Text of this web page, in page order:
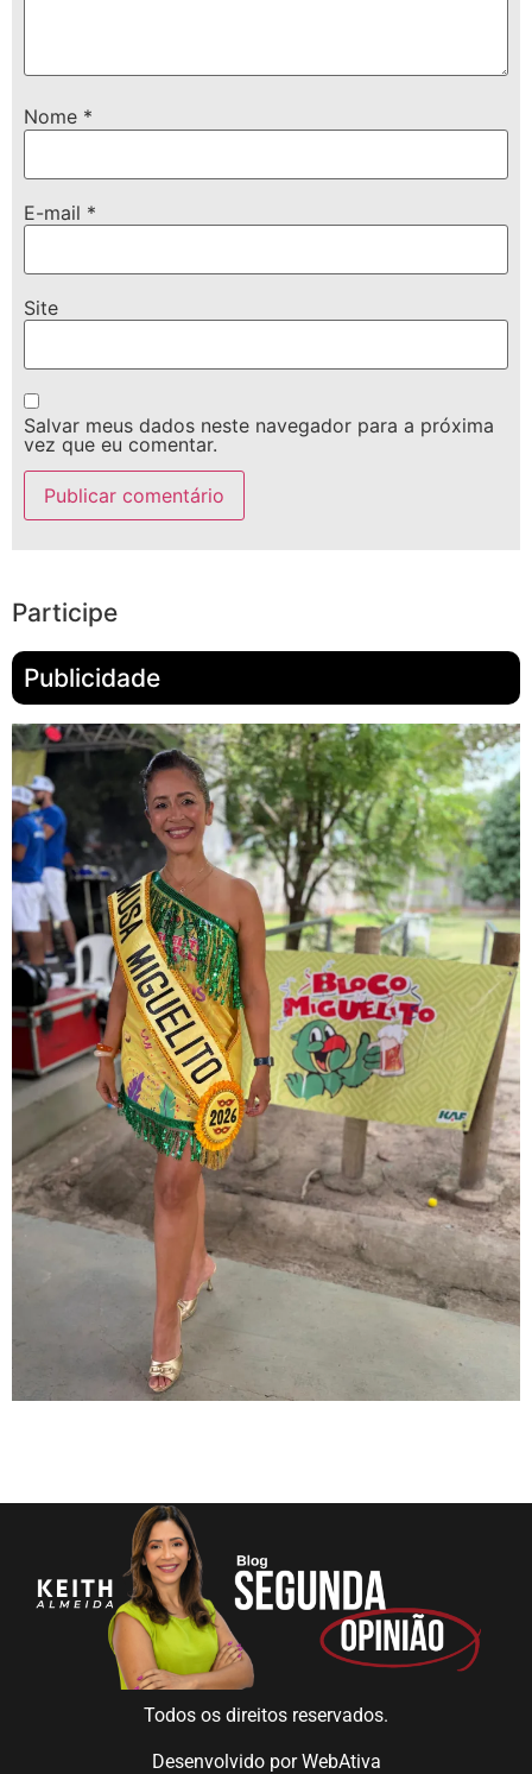
Nome *
E-mail *
Site
Salvar meus dados neste navegador para a próxima
vez que eu comentar.
Participe
Publicidade
Todos os direitos reservados.
Desenvolvido porWebAtiva